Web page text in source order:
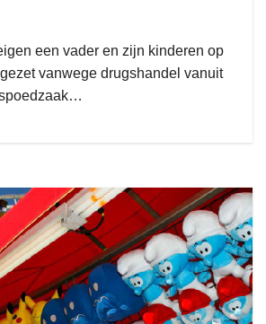
een vader en zijn kinderen op
vanwege drugshandel vanuit